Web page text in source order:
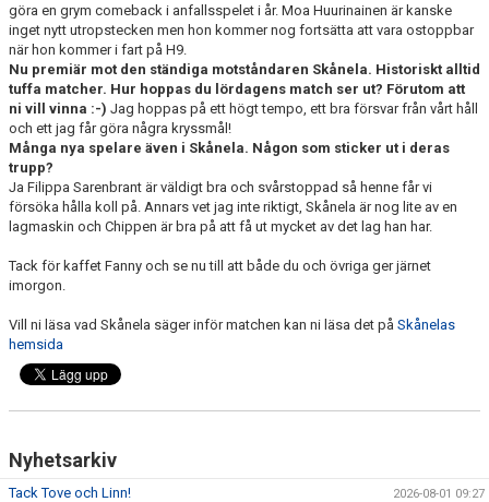
göra en grym comeback i anfallsspelet i år. Moa Huurinainen är kanske
inget nytt utropstecken men hon kommer nog fortsätta att vara ostoppbar
när hon kommer i fart på H9.
Nu premiär mot den ständiga motståndaren Skånela. Historiskt alltid
tuffa matcher. Hur hoppas du lördagens match ser ut? Förutom att
ni vill vinna :-) Jag hoppas på ett högt tempo, ett bra försvar från vårt håll
och ett jag får göra några kryssmål!
Många nya spelare även i Skånela. Någon som sticker ut i deras
trupp?
Ja Filippa Sarenbrant är väldigt bra och svårstoppad så henne får vi
försöka hålla koll på. Annars vet jag inte riktigt, Skånela är nog lite av en
lagmaskin och Chippen är bra på att få ut mycket av det lag han har.
Tack för kaffet Fanny och se nu till att både du och övriga ger järnet
imorgon.
Vill ni läsa vad Skånela säger inför matchen kan ni läsa det på Skånelas
hemsida
Nyhetsarkiv
Tack Tove och Linn! 2026-08-01 09:27